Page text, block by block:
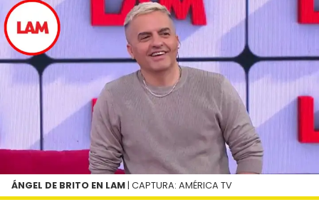
ÁNGEL DE BRITO EN LAM | CAPTURA: AMÉRICA TV